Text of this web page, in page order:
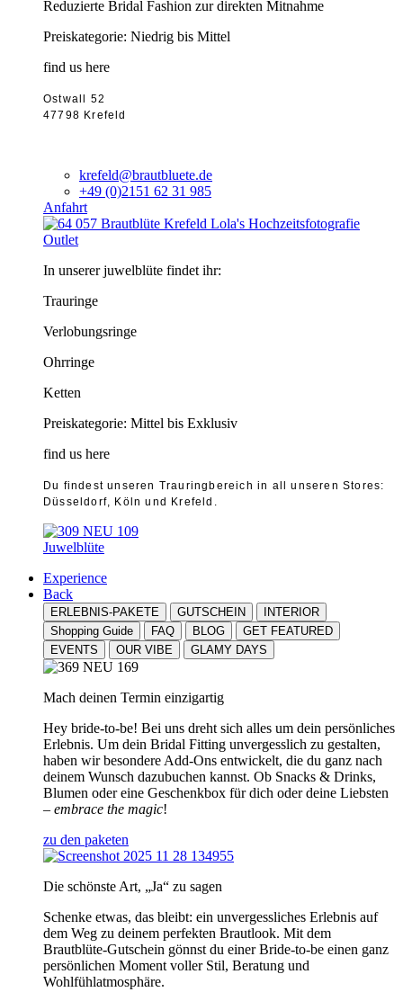
Reduzierte Bridal Fashion zur direkten Mitnahme
Preiskategorie: Niedrig bis Mittel
find us here
Ostwall 52
47798 Krefeld
krefeld@brautbluete.de
+49 (0)2151 62 31 985
Anfahrt
Outlet
In unserer juwelblüte findet ihr:
Trauringe
Verlobungsringe
Ohrringe
Ketten
Preiskategorie: Mittel bis Exklusiv
find us here
Du findest unseren Trauringbereich in all unseren Stores:
Düsseldorf, Köln und Krefeld.
Juwelblüte
Experience
Back
ERLEBNIS-PAKETE GUTSCHEIN
INTERIOR
Shopping Guide
FAQ BLOG
GET FEATURED
EVENTS
OUR VIBE GLAMY DAYS
Mach deinen Termin einzigartig
Hey bride-to-be! Bei uns dreht sich alles um dein persönliches
Erlebnis. Um dein Bridal Fitting unvergesslich zu gestalten,
haben wir besondere Add-Ons entwickelt, die du ganz nach
deinem Wunsch dazubuchen kannst. Ob Snacks & Drinks,
Blumen oder eine Geschenkbox für dich oder deine Liebsten
– embrace the magic!
zu den paketen
Die schönste Art, „Ja“ zu sagen
Schenke etwas, das bleibt: ein unvergessliches Erlebnis auf
dem Weg zu deinem perfekten Brautlook. Mit dem
Brautblüte-Gutschein gönnst du einer Bride-to-be einen ganz
persönlichen Moment voller Stil, Beratung und
Wohlfühlatmosphäre.